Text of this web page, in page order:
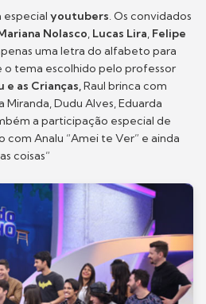
especial youtubers. Os convidados
Nolasco, Lucas Lira, Felipe
uma letra do alfabeto para
o tema escolhido pelo professor
e as Crianças,Raul brinca com
Dudu Alves, Eduarda
a participação especial de
com Analu “Amei te Ver” e ainda
coisas”